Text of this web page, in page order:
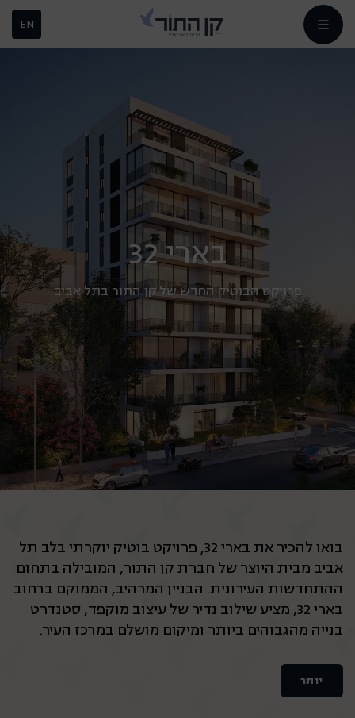
EN
בארי 32
פרויקט הבוטיק החדש של קן התור בתל אביב
בואו להכיר את בארי 32, פרויקט בוטיק יוקרתי בלב תל
אביב מבית היוצר של חברת קן התור, המובילה בתחום
ההתחדשות העירונית. הבניין המרהיב, הממוקם ברחוב
בארי 32, מציע שילוב נדיר של עיצוב מוקפד, סטנדרט
בנייה מהגבוהים ביותר ומיקום מושלם במרכז העיר.
יותר